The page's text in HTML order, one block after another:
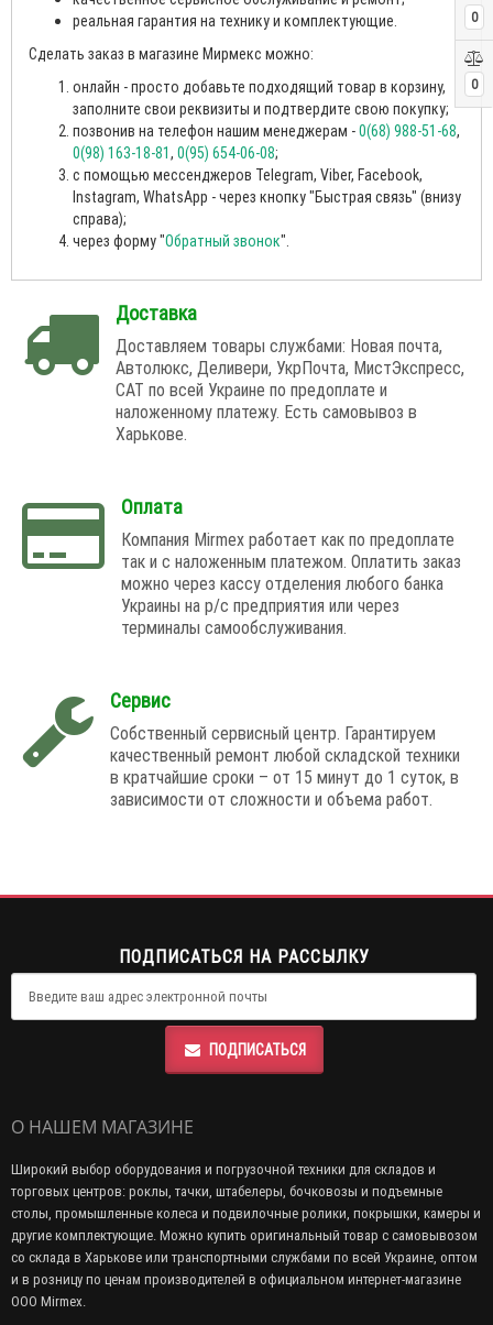
0
0
реальная гарантия на технику и комплектующие.
Сделать заказ в магазине Мирмекс можно:
онлайн - просто добавьте подходящий товар в корзину,
заполните свои реквизиты и подтвердите свою покупку;
позвонив на телефон нашим менеджерам -0(68) 988-51-68,
0(98) 163-18-81, 0(95) 654-06-08;
с помощью мессенджеров Telegram, Viber, Facebook,
Instagram, WhatsApp - через кнопку "Быстрая связь" (внизу
справа);
через форму "Обратный звонок".
Доставка
Доставляем товары службами: Новая почта,
Автолюкс, Деливери, УкрПочта, МистЭкспресс,
САТ по всей Украине по предоплате и
наложенному платежу. Есть самовывоз в
Харькове.
Оплата
Компания Mirmex работает как по предоплате
так и с наложенным платежом. Оплатить заказ
можно через кассу отделения любого банка
Украины на р/с предприятия или через
терминалы самообслуживания.
Сервис
Собственный сервисный центр. Гарантируем
качественный ремонт любой складской техники
в кратчайшие сроки – от 15 минут до 1 суток, в
зависимости от сложности и объема работ.
ПОДПИСАТЬСЯ НА РАССЫЛКУ
ПОДПИСАТЬСЯ
О НАШЕМ МАГАЗИНЕ
Широкий выбор оборудования и погрузочной техники для складов и
торговых центров: роклы, тачки, штабелеры, бочковозы и подъемные
столы, промышленные колеса и подвилочные ролики, покрышки, камеры и
другие комплектующие. Можно купить оригинальный товар с самовывозом
со склада в Харькове или транспортными службами по всей Украине, оптом
и в розницу по ценам производителей в официальном интернет-магазине
ООО Mirmex.